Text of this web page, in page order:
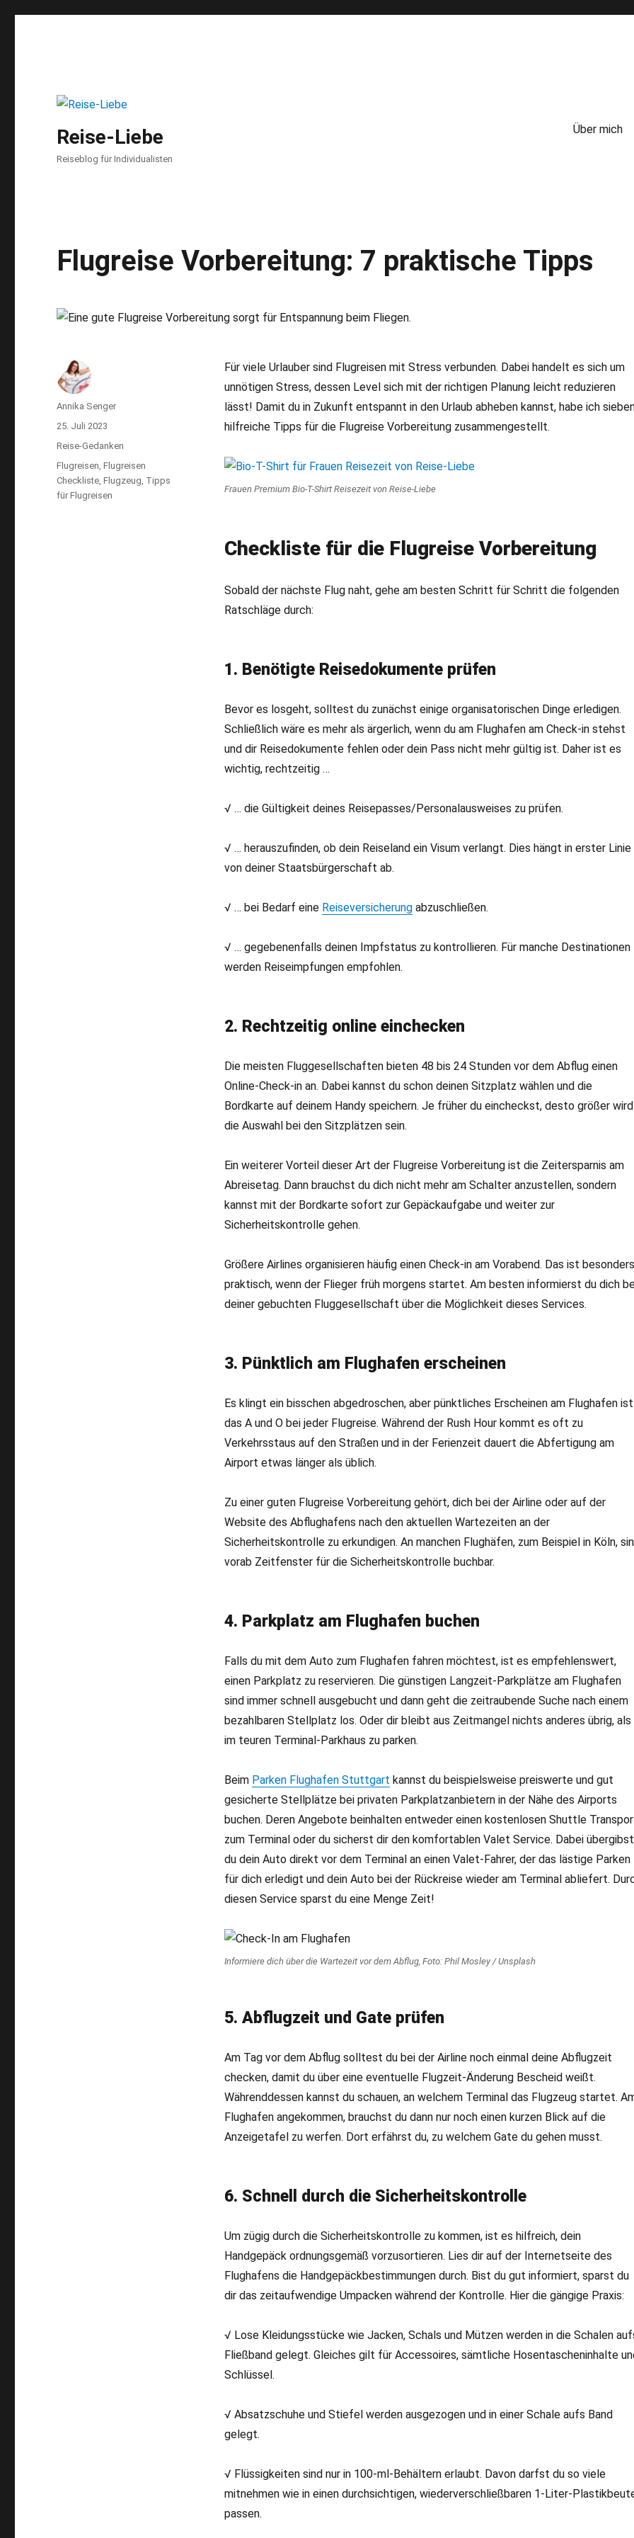
Reise-Liebe
Reiseblog für Individualisten
Über mich
Flugreise Vorbereitung: 7 praktische Tipps
Für viele Urlauber sind Flugreisen mit Stress verbunden. Dabei handelt es sich um
unnötigen Stress, dessen Level sich mit der richtigen Planung leicht reduzieren
lässt! Damit du in Zukunft entspannt in den Urlaub abheben kannst, habe ich
hilfreiche Tipps für die Flugreise Vorbereitung zusammengestellt.
Frauen Premium Bio-T-Shirt Reisezeit von Reise-Liebe
Checkliste für die Flugreise Vorbereitung
Sobald der nächste Flug naht, gehe am besten Schritt für Schritt die folgenden
Ratschläge durch:
1. Benötigte Reisedokumente prüfen
Bevor es losgeht, solltest du zunächst einige organisatorischen Dinge erledigen.
Schließlich wäre es mehr als ärgerlich, wenn du am Flughafen am Check-in stehst
und dir Reisedokumente fehlen oder dein Pass nicht mehr gültig ist. Daher ist es
wichtig, rechtzeitig …
√ … die Gültigkeit deines Reisepasses/Personalausweises zu prüfen.
√ … herauszufinden, ob dein Reiseland ein Visum verlangt. Dies hängt in erster Linie
von deiner Staatsbürgerschaft ab.
√ … bei Bedarf eine Reiseversicherungabzuschließen.
√ … gegebenenfalls deinen Impfstatus zu kontrollieren. Für manche Destinationen
werden Reiseimpfungen empfohlen.
2. Rechtzeitig online einchecken
Die meisten Fluggesellschaften bieten 48 bis 24 Stunden vor dem Abflug einen
Online-Check-in an. Dabei kannst du schon deinen Sitzplatz wählen und die
Bordkarte auf deinem Handy speichern. Je früher du eincheckst, desto größer wird
die Auswahl bei den Sitzplätzen sein.
Ein weiterer Vorteil dieser Art der Flugreise Vorbereitung ist die Zeitersparnis am
Abreisetag. Dann brauchst du dich nicht mehr am Schalter anzustellen, sondern
kannst mit der Bordkarte sofort zur Gepäckaufgabe und weiter zur
Sicherheitskontrolle gehen.
Größere Airlines organisieren häufig einen Check-in am Vorabend. Das ist besonders
praktisch, wenn der Flieger früh morgens startet. Am besten informierst du dich
deiner gebuchten Fluggesellschaft über die Möglichkeit dieses Services.
3. Pünktlich am Flughafen erscheinen
Es klingt ein bisschen abgedroschen, aber pünktliches Erscheinen am Flughafen ist
das A und O bei jeder Flugreise. Während der Rush Hour kommt es oft zu
Verkehrsstaus auf den Straßen und in der Ferienzeit dauert die Abfertigung am
Airport etwas länger als üblich.
Zu einer guten Flugreise Vorbereitung gehört, dich bei der Airline oder auf der
Website des Abflughafens nach den aktuellen Wartezeiten an der
Sicherheitskontrolle zu erkundigen. An manchen Flughäfen, zum Beispiel in Köln,
vorab Zeitfenster für die Sicherheitskontrolle buchbar.
4. Parkplatz am Flughafen buchen
Falls du mit dem Auto zum Flughafen fahren möchtest, ist es empfehlenswert,
einen Parkplatz zu reservieren. Die günstigen Langzeit-Parkplätze am Flughafen
sind immer schnell ausgebucht und dann geht die zeitraubende Suche nach einem
bezahlbaren Stellplatz los. Oder dir bleibt aus Zeitmangel nichts anderes übrig, als
im teuren Terminal-Parkhaus zu parken.
Beim Parken Flughafen Stuttgart kannst du beispielsweise preiswerte und gut
gesicherte Stellplätze bei privaten Parkplatzanbietern in der Nähe des Airports
buchen. Deren Angebote beinhalten entweder einen kostenlosen Shuttle
zum Terminal oder du sicherst dir den komfortablen Valet Service. Dabei übergibst
du dein Auto direkt vor dem Terminal an einen Valet-Fahrer, der das lästige Parken
für dich erledigt und dein Auto bei der Rückreise wieder am Terminal abliefert.
diesen Service sparst du eine Menge Zeit!
Informiere dich über die Wartezeit vor dem Abflug, Foto: Phil Mosley / Unsplash
5. Abflugzeit und Gate prüfen
Am Tag vor dem Abflug solltest du bei der Airline noch einmal deine Abflugzeit
checken, damit du über eine eventuelle Flugzeit-Änderung Bescheid weißt.
Währenddessen kannst du schauen, an welchem Terminal das Flugzeug startet.
Flughafen angekommen, brauchst du dann nur noch einen kurzen Blick auf die
Anzeigetafel zu werfen. Dort erfährst du, zu welchem Gate du gehen musst.
6. Schnell durch die Sicherheitskontrolle
Um zügig durch die Sicherheitskontrolle zu kommen, ist es hilfreich, dein
Handgepäck ordnungsgemäß vorzusortieren. Lies dir auf der Internetseite des
Flughafens die Handgepäckbestimmungen durch. Bist du gut informiert, sparst du
dir das zeitaufwendige Umpacken während der Kontrolle. Hier die gängige Praxis:
√ Lose Kleidungsstücke wie Jacken, Schals und Mützen werden in die Schalen
Fließband gelegt. Gleiches gilt für Accessoires, sämtliche Hosentascheninhalte
Schlüssel.
√ Absatzschuhe und Stiefel werden ausgezogen und in einer Schale aufs Band
gelegt.
√ Flüssigkeiten sind nur in 100-ml-Behältern erlaubt. Davon darfst du so viele
mitnehmen wie in einen durchsichtigen, wiederverschließbaren 1-Liter-
passen.
Autor
Annika Senger
Veröffentlicht
am
25. Juli 2023
Kategorien
Reise-Gedanken
Schlagwörter
Flugreisen ,Flugreisen
Checkliste ,Flugzeug Tipps
für Flugreisen